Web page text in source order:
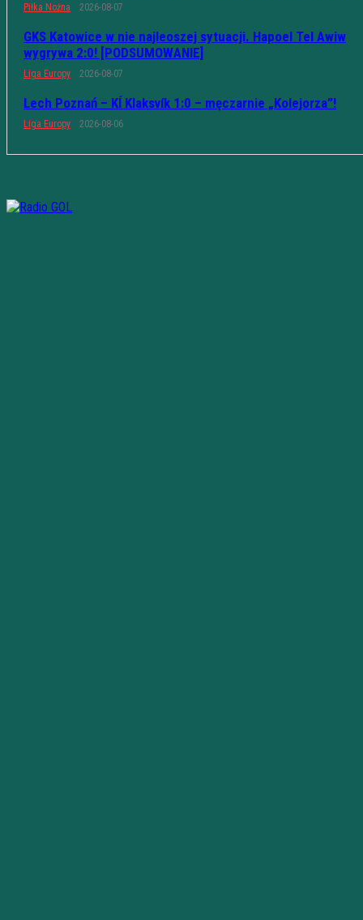
Piłka Nożna 2026-08-07
GKS Katowice w nie najleoszej sytuacji. Hapoel Tel Awiw
wygrywa 2:0! [PODSUMOWANIE]
Liga Europy 2026-08-07
Lech Poznań – KÍ Klaksvík 1:0 – męczarnie „Kolejorza”!
Liga Europy 2026-08-06